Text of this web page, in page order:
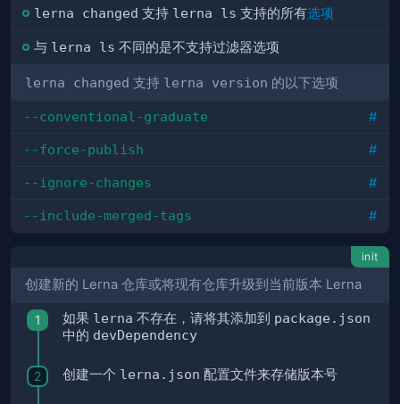
lerna changed 支持 lerna ls 支持的所有选项
与 lerna ls 不同的是不支持过滤器选项
lerna changed 支持 lerna version 的以下选项
--conventional-graduate #
--force-publish #
--ignore-changes #
--include-merged-tags #
init
创建新的 Lerna 仓库或将现有仓库升级到当前版本 Lerna
如果 lerna 不存在，请将其添加到 package.json
中的 devDependency
创建一个 lerna.json 配置文件来存储版本号